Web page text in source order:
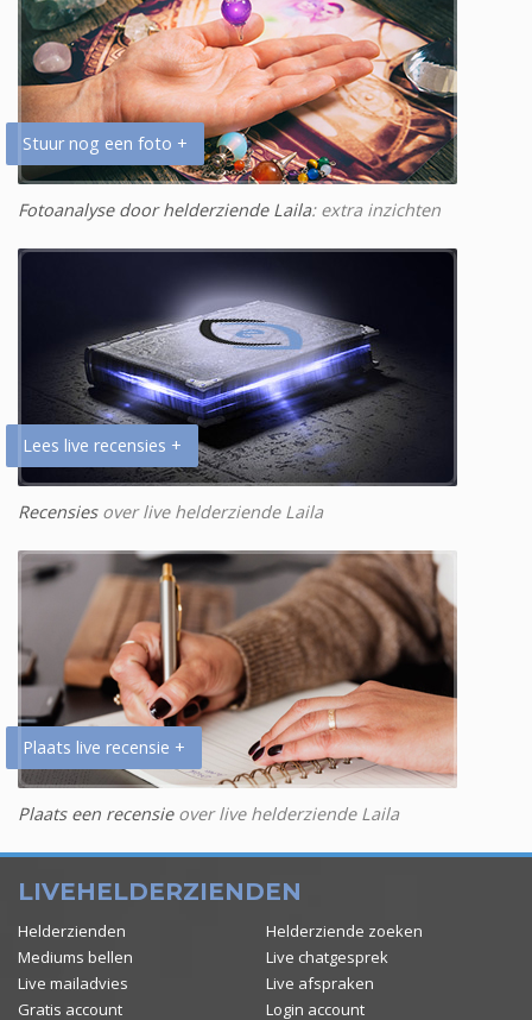
Stuur nog een foto +
Fotoanalyse door helderziende Laila: extra inzichten
Lees live recensies +
Recensiesover live helderziende Laila
Plaats live recensie +
Plaats een recensieover live helderziende Laila
LIVEHELDERZIENDEN
Helderzienden
Helderziende zoeken
Mediums bellen
Live chatgesprek
Live mailadvies
Live afspraken
Gratis account
Login account